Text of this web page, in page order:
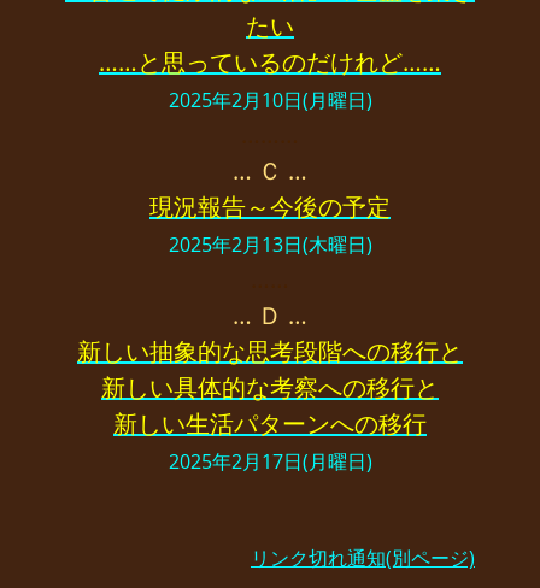
たい
……と思っているのだけれど……
2025年2月10日(月曜日)
… Ｃ …
現況報告～今後の予定
2025年2月13日(木曜日)
… Ｄ …
新しい抽象的な思考段階への移行と
新しい具体的な考察への移行と
新しい生活パターンへの移行
2025年2月17日(月曜日)
リンク切れ通知(別ページ)